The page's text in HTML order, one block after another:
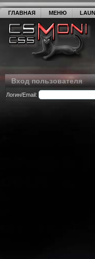
ГЛАВНАЯ МЕНЮ
Вход пользователя
Логин/Email: